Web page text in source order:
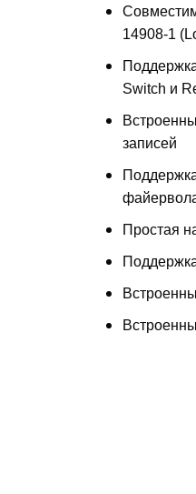
14908-1
Switch и
записей
Простая